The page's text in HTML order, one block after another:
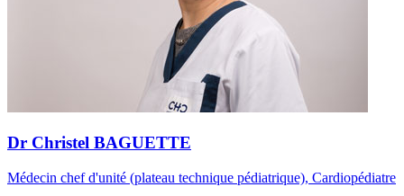
Dr Christel BAGUETTE
Médecin chef d'unité (plateau technique pédiatrique), Cardiopédiatre